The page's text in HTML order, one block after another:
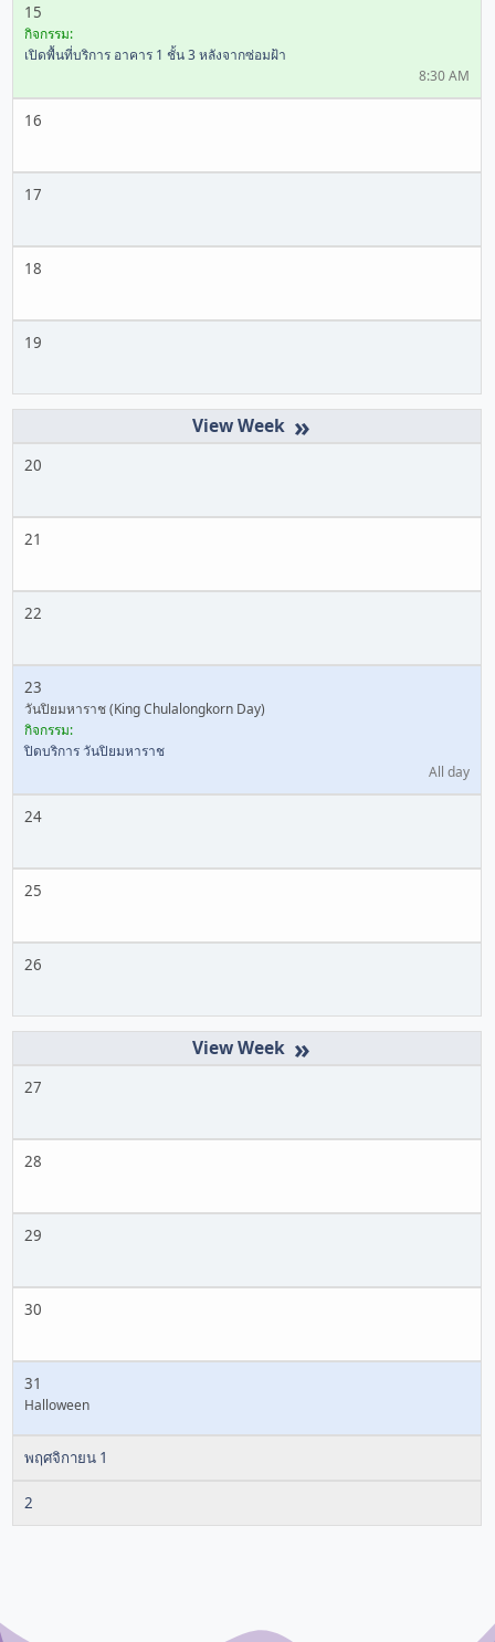
15
กิจกรรม:
เปิดพื้นที่บริการ อาคาร 1 ชั้น 3 หลังจากซ่อมฝ้า
8:30 AM
16
17
18
19
»
20
21
22
23
วันปิยมหาราช (King Chulalongkorn Day)
กิจกรรม:
ปิดบริการ วันปิยมหาราช
All day
24
25
26
»
27
28
29
30
31
Halloween
พฤศจิกายน 1
2